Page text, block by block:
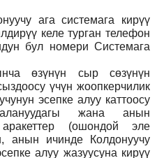
ага системага кирүү
келе турган телефон
бул номери Системага
өзүнүн сыр сөзүнүн
үчүн жоопкерчилик
эсепке алуу каттоосу
жана анын
(ошондой эле
анын ичинде Колдонуучу
алуу жазуусуна кирүү